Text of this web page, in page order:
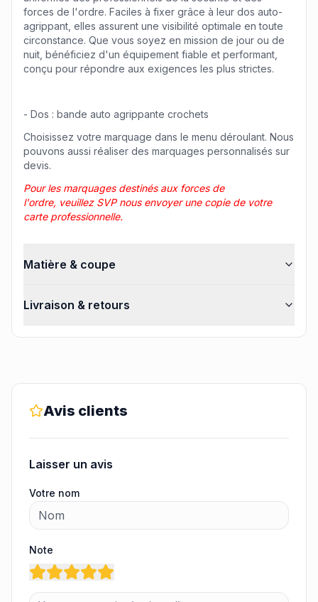
forces de l'ordre. Faciles à fixer grâce à leur dos auto-
agrippant, elles assurent une visibilité optimale en toute
circonstance. Que vous soyez en mission de jour ou de
nuit, bénéficiez d'un équipement fiable et performant,
conçu pour répondre aux exigences les plus strictes.
- Dos : bande auto agrippante crochets
Choisissez votre marquage dans le menu déroulant. Nous
pouvons aussi réaliser des marquages personnalisés sur
devis.
Pour les marquages destinés aux forces de
l'ordre, veuillez SVP nous envoyer une copie de votre
carte professionnelle.
Matière & coupe
Livraison & retours
Avis clients
Laisser un avis
Votre nom
Note